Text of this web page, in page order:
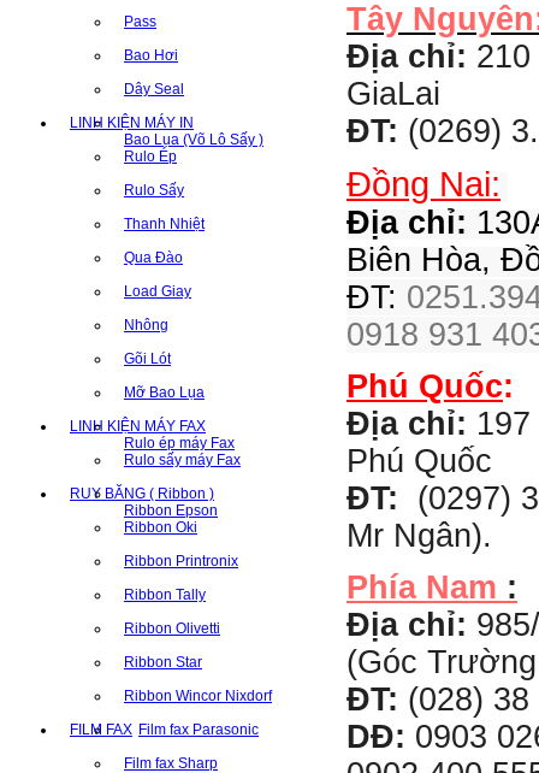
Pass
Bao Hơi
Dây Seal
LINH KIỆN MÁY IN
Bao Lụa (Võ Lô Sấy )
Rulo Ép
Rulo Sấy
Thanh Nhiệt
Qua Đào
Load Giay
Nhông
Gõi Lót
Mỡ Bao Lụa
LINH KIỆN MÁY FAX
Rulo ép máy Fax
Rulo sấy máy Fax
RUY BĂNG ( Ribbon )
Ribbon Epson
Ribbon Oki
Ribbon Printronix
Ribbon Tally
Ribbon Olivetti
Ribbon Star
Ribbon Wincor Nixdorf
FILM FAX Film fax Parasonic
Film fax Sharp
Tây
Địa chỉ:
GiaLai
ĐT: (0269)
Đồng Nai:
Địa chỉ:
Biên Hòa,
ĐT:
0918 931
Phú Quốc:
Địa chỉ:
Phú Quốc
ĐT:
(0297)
Mr Ngân).
Phía Nam :
Địa chỉ:
(Góc
ĐT: (028)
DĐ: 0903